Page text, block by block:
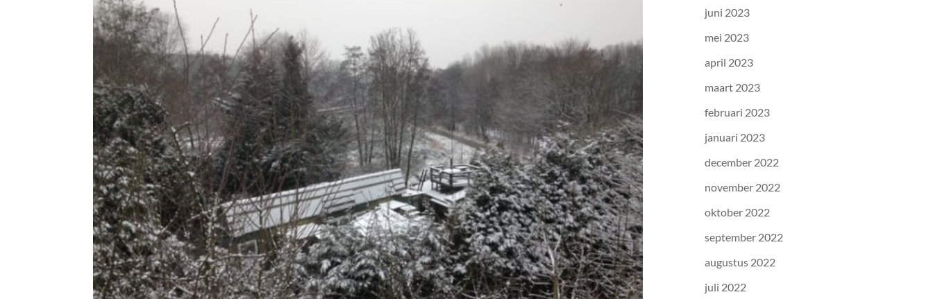
juni 2023
mei 2023
april 2023
maart 2023
februari 2023
januari 2023
december 2022
november 2022
oktober 2022
september 2022
augustus 2022
juli 2022